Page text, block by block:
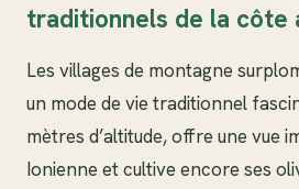
traditionnels de la côte
Les villages de montagne
un mode de vie traditionnel
mètres d’altitude, offre une vue
Ionienne et cultive encore ses